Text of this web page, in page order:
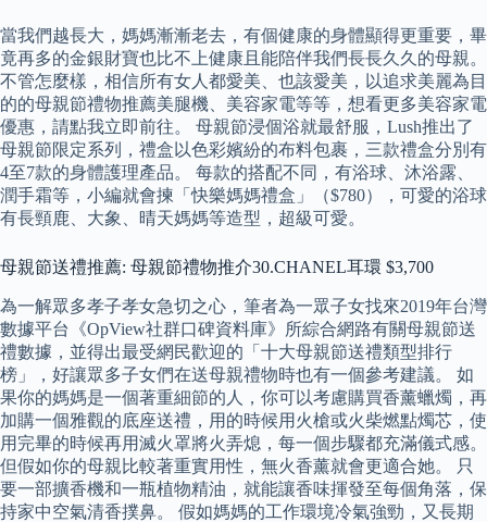
當我們越長大，媽媽漸漸老去，有個健康的身體顯得更重要，畢
竟再多的金銀財寶也比不上健康且能陪伴我們長長久久的母親。
不管怎麼樣，相信所有女人都愛美、也該愛美，以追求美麗為目
的的母親節禮物推薦美腿機、美容家電等等，想看更多美容家電
優惠，請點我立即前往。 母親節浸個浴就最舒服，Lush推出了
母親節限定系列，禮盒以色彩嬪紛的布料包裹，三款禮盒分別有
4至7款的身體護理產品。 每款的搭配不同，有浴球、沐浴露、
潤手霜等，小編就會揀「快樂媽媽禮盒」（$780），可愛的浴球
有長頸鹿、大象、晴天媽媽等造型，超級可愛。
母親節送禮推薦: 母親節禮物推介30.CHANEL耳環 $3,700
為一解眾多孝子孝女急切之心，筆者為一眾子女找來2019年台灣
數據平台《OpView社群口碑資料庫》所綜合網路有關母親節送
禮數據，並得出最受網民歡迎的「十大母親節送禮類型排行
榜」，好讓眾多子女們在送母親禮物時也有一個參考建議。 如
果你的媽媽是一個著重細節的人，你可以考慮購買香薰蠟燭，再
加購一個雅觀的底座送禮，用的時候用火槍或火柴燃點燭芯，使
用完畢的時候再用滅火罩將火弄熄，每一個步驟都充滿儀式感。
但假如你的母親比較著重實用性，無火香薰就會更適合她。 只
要一部擴香機和一瓶植物精油，就能讓香味揮發至每個角落，保
持家中空氣清香撲鼻。 假如媽媽的工作環境冷氣強勁，又長期